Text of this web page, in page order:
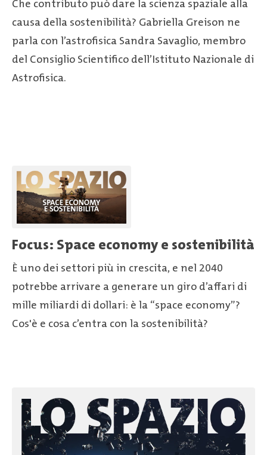
Che contributo può dare la scienza spaziale alla
causa della sostenibilità? Gabriella Greison ne
parla con l’astrofisica Sandra Savaglio, membro
del Consiglio Scientifico dell’Istituto Nazionale di
Astrofisica.
Focus: Space economy e sostenibilità
È uno dei settori più in crescita, e nel 2040
potrebbe arrivare a generare un giro d’affari di
mille miliardi di dollari: è la “space economy”?
Cos'è e cosa c’entra con la sostenibilità?